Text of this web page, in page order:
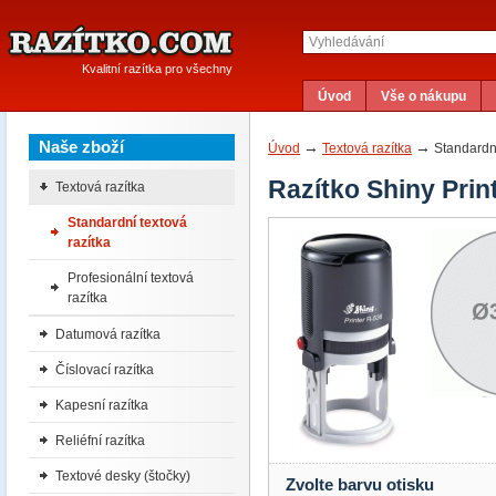
Kvalitní razítka pro všechny
Úvod Vše o nákupu
Úvod → Textová razítka →
Razítko Shiny
Zvolte barvu otisku
Naše zboží
Textová razítka
Standardní textová
razítka
Profesionální textová
razítka
Datumová razítka
Číslovací razítka
Kapesní razítka
Reliéfní razítka
Textové desky (štočky)